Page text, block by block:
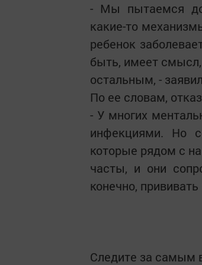
- Мы пытаемся
какие-то
ребенок
быть, имеет
остальным, -
По ее словам,
- У многих
инфекциями. Но
которые рядом с
часты, и они
конечно,
Следите за самым